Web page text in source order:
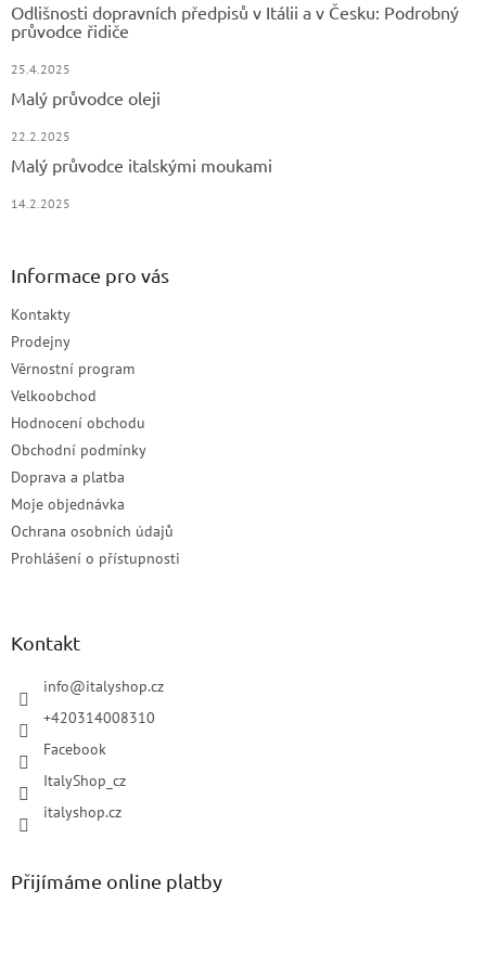
Odlišnosti dopravních předpisů v Itálii a v Česku: Podrobný
průvodce řidiče
25.4.2025
Malý průvodce oleji
22.2.2025
Malý průvodce italskými moukami
14.2.2025
Informace pro vás
Kontakty
Prodejny
Věrnostní program
Velkoobchod
Hodnocení obchodu
Obchodní podmínky
Doprava a platba
Moje objednávka
Ochrana osobních údajů
Prohlášení o přístupnosti
Kontakt
info@italyshop.cz
+420314008310
Facebook
ItalyShop_cz
italyshop.cz
Přijímáme online platby